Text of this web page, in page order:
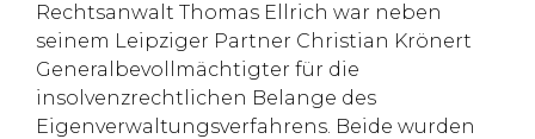
Rechtsanwalt Thomas Ellrich war neben
seinem Leipziger Partner Christian Krönert
Generalbevollmächtigter für die
insolvenzrechtlichen Belange des
Eigenverwaltungsverfahrens. Beide wurden